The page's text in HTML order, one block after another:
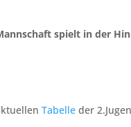
spielt in der
Tabelle der